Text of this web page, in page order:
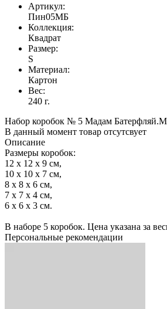
Артикул:
Пин05МБ
Коллекция:
Квадрат
Размер:
S
Материал:
Картон
Вес:
240 г.
Набор коробок № 5 Мадам
В данный момент товар отсутсвует
Описание
Размеры коробок:
12 x 12 x 9 см,
10 х 10 х 7 см,
8 х 8 х 6 см,
7 х 7 х 4 см,
6 х 6 х 3 см.
В наборе 5 коробок. Цена указана за
Персональные рекомендации